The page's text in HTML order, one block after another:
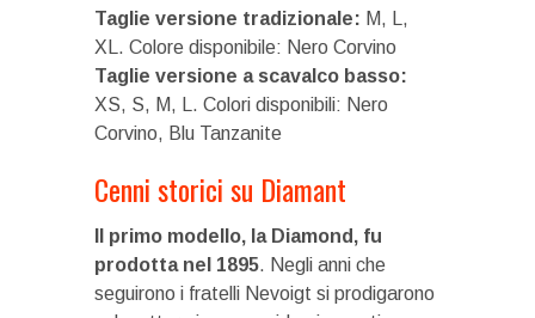
Taglie versione tradizionale: M, L,
XL. Colore disponibile: Nero Corvino
Taglie versione a scavalco basso:
XS, S, M, L. Colori disponibili: Nero
Corvino, Blu Tanzanite
Cenni storici su Diamant
Il primo modello, la Diamond, fu
prodotta nel 1895. Negli anni che
seguirono i fratelli Nevoigt si prodigarono